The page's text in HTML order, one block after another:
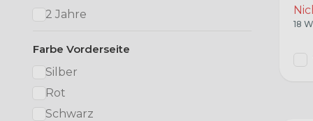
2 Jahre
Farbe Vorderseite
Silber
Rot
Schwarz
18